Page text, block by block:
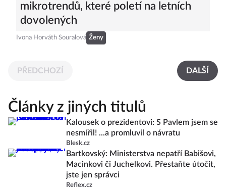
mikrotrendů, které poletí na letních
dovolených
Ivona Horváth Souralová Ženy
PŘEDCHOZÍ DALŠÍ
Články z jiných titulů
Kalousek o prezidentovi: S Pavlem jsem se
nesmířil! ...a promluvil o návratu
Blesk.cz
Bartkovský: Ministerstva nepatří Babišovi,
Macinkovi či Juchelkovi. Přestaňte útočit,
jste jen správci
Reflex.cz